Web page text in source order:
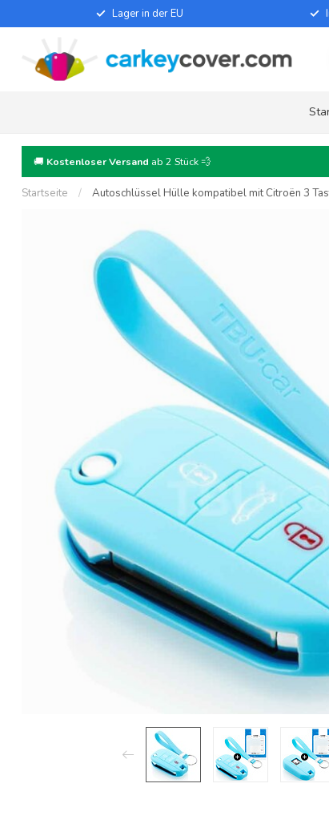
Lager in der EU
🚚 Kostenloser Versand ab 2 Stück 💨
Startseite / Autoschlüssel Hülle kompatibel mit Citroën 3